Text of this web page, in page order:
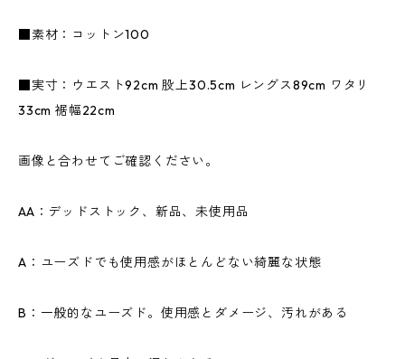
■素材：コットン100
■実寸：ウエスト92cm 股上30.5cm レングス89cm ワタリ
33cm 裾幅22cm
画像と合わせてご確認ください。
AA：デッドストック、新品、未使用品
A：ユーズドでも使用感がほとんどない綺麗な状態
B：一般的なユーズド。使用感とダメージ、汚れがある